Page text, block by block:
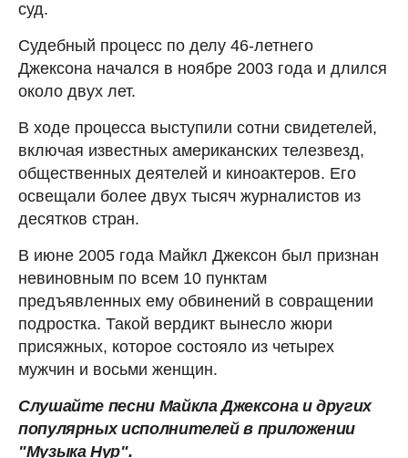
суд.
Судебный процесс по делу 46-летнего
Джексона начался в ноябре 2003 года и длился
около двух лет.
В ходе процесса выступили сотни свидетелей,
включая известных американских телезвезд,
общественных деятелей и киноактеров. Его
освещали более двух тысяч журналистов из
десятков стран.
В июне 2005 года Майкл Джексон был признан
невиновным по всем 10 пунктам
предъявленных ему обвинений в совращении
подростка. Такой вердикт вынесло жюри
присяжных, которое состояло из четырех
мужчин и восьми женщин.
Слушайте песни Майкла Джексона и других
популярных исполнителей в приложении
"Музыка Нур".